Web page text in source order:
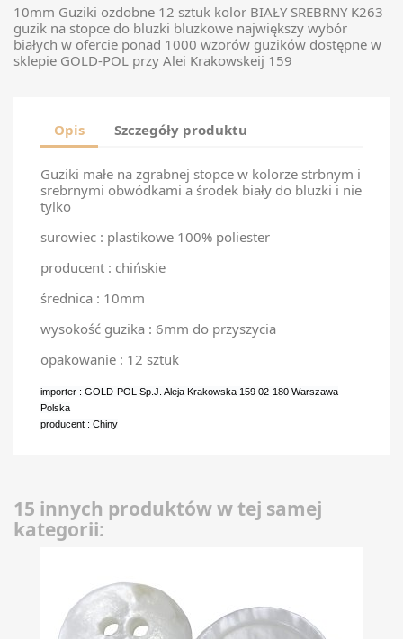
10mm Guziki ozdobne 12 sztuk kolor BIAŁY SREBRNY K263
guzik na stopce do bluzki bluzkowe największy wybór
białych w ofercie ponad 1000 wzorów guzików dostępne w
sklepie GOLD-POL przy Alei Krakowskeij 159
Opis Szczegóły produktu
Guziki małe na zgrabnej stopce w kolorze strbnym i
srebrnymi obwódkami a środek biały do bluzki i nie
tylko
surowiec : plastikowe 100% poliester
producent : chińskie
średnica : 10mm
wysokość guzika : 6mm do przyszycia
opakowanie : 12 sztuk
importer : GOLD-POL Sp.J. Aleja Krakowska 159 02-180 Warszawa
Polska
producent : Chiny
15 innych produktów w tej samej
kategorii: